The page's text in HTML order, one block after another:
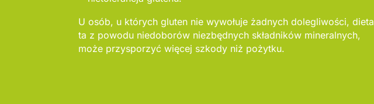
U osób, u których gluten nie wywołuje żadnych dolegliwości, dieta
ta z powodu niedoborów niezbędnych składników mineralnych,
może przysporzyć więcej szkody niż pożytku.